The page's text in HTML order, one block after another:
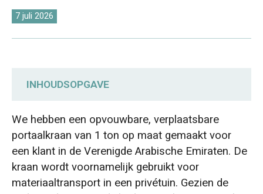
7 juli 2026
INHOUDSOPGAVE
Inkoopvereisten: Werkzaamheden op
zachte ondergrond en bescherming tegen
kustcorrosie.
Op maat gemaakt ontwerp van een
verplaatsbare portaalkraan: brede rubberen
We hebben een opvouwbare, verplaatsbare
portaalkraan van 1 ton op maat gemaakt voor
een klant in de Verenigde Arabische Emiraten. De
kraan wordt voornamelijk gebruikt voor
materiaaltransport in een privétuin. Gezien de